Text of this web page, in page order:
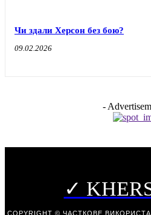
Чи здали Херсон без бою?
09.02.2026
-
✓
COPYRIGHT © ЧАСТКОВЕ